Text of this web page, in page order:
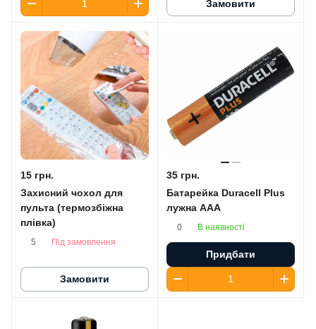
Замовити
15 грн.
Захисний чохол для
пульта (термозбіжна
плівка)
5 Під замовлення
Замовити
35 грн.
Батарейка Duracell Plus
лужна AАA
0 В наявності
Придбати